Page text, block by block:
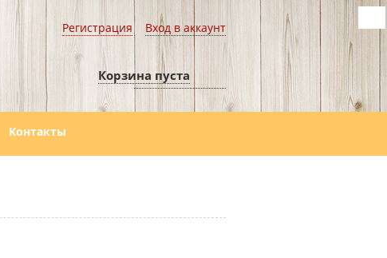
Вход в аккаунт
Регистрация
Корзина пуста
Контакты